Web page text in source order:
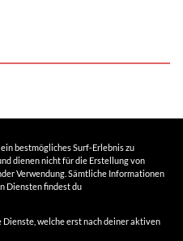
bestmögliches Surf-Erlebnis zu
dienen nicht für die Erstellung von
Verwendung. Sämtliche Informationen
Diensten findest du
welche erst nach deiner aktiven